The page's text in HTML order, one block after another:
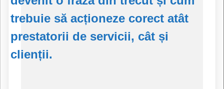
trebuie să acționeze corect atât
prestatorii de servicii, cât și
clienții.